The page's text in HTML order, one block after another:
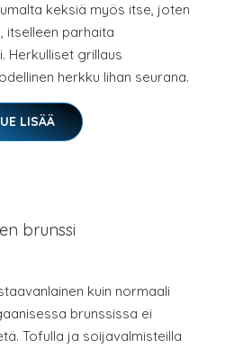
keksiä myös itse, joten
itselleen parhaita
Herkulliset grillaus
herkku lihan seurana.
LISÄÄ
brunssi
kuin normaali
brunssissa ei
Tofulla ja soijavalmisteilla